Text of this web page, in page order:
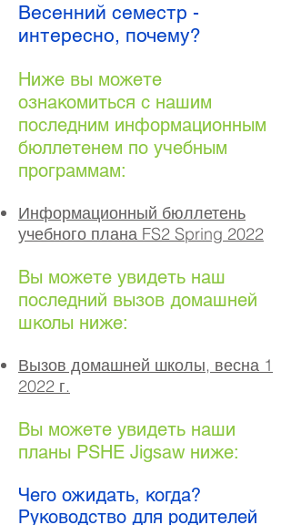
Весенний семестр -
интересно, почему?
Ниже вы можете
ознакомиться с нашим
последним информационным
бюллетенем по учебным
программам:
Информационный бюллетень
учебного плана FS2 Spring 2022
Вы можете увидеть наш
последний вызов домашней
школы ниже:
Вызов домашней школы, весна 1
2022 г.
Вы можете увидеть наши
планы PSHE Jigsaw ниже:
Чего ожидать, когда?
Руководство для родителей